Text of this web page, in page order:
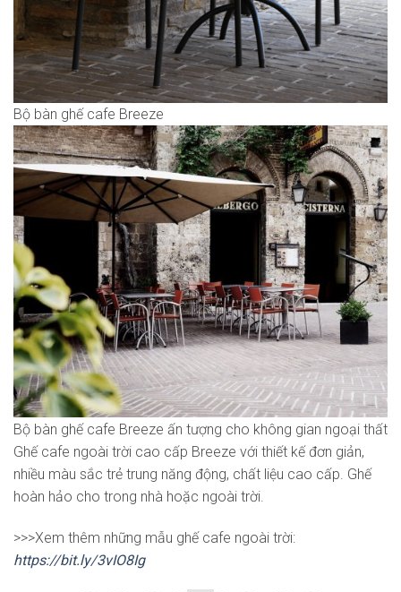
Bộ bàn ghế cafe Breeze
Bộ bàn ghế cafe Breeze ấn tượng cho không gian ngoại thất
Ghế cafe ngoài trời cao cấp Breeze với thiết kế đơn giản,
nhiều màu sắc trẻ trung năng động, chất liệu cao cấp. Ghế
hoàn hảo cho trong nhà hoặc ngoài trời.
>>>Xem thêm những mẫu ghế cafe ngoài trời:
https://bit.ly/3vIO8Ig